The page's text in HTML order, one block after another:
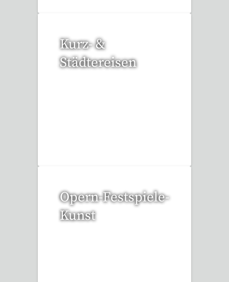
Kurz- &
Städtereisen
Opern-Festspiele-
Kunst